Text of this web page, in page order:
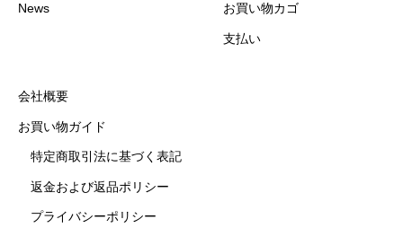
News お買い物カゴ
支払い
会社概要
お買い物ガイド
特定商取引法に基づく表記
返金および返品ポリシー
プライバシーポリシー